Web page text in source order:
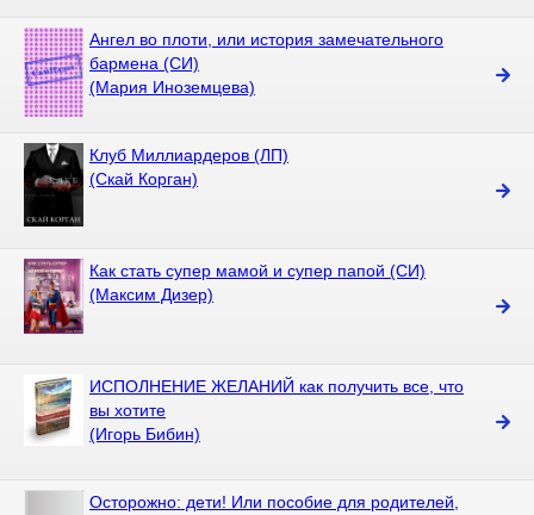
Ангел во плоти, или история замечательного
бармена (СИ)
(Мария Иноземцева)
Клуб Миллиардеров (ЛП)
(Скай Корган)
Как стать супер мамой и супер папой (СИ)
(Максим Дизер)
ИСПОЛНЕНИЕ ЖЕЛАНИЙ как получить все, что
вы хотите
(Игорь Бибин)
Осторожно: дети! Или пособие для родителей,